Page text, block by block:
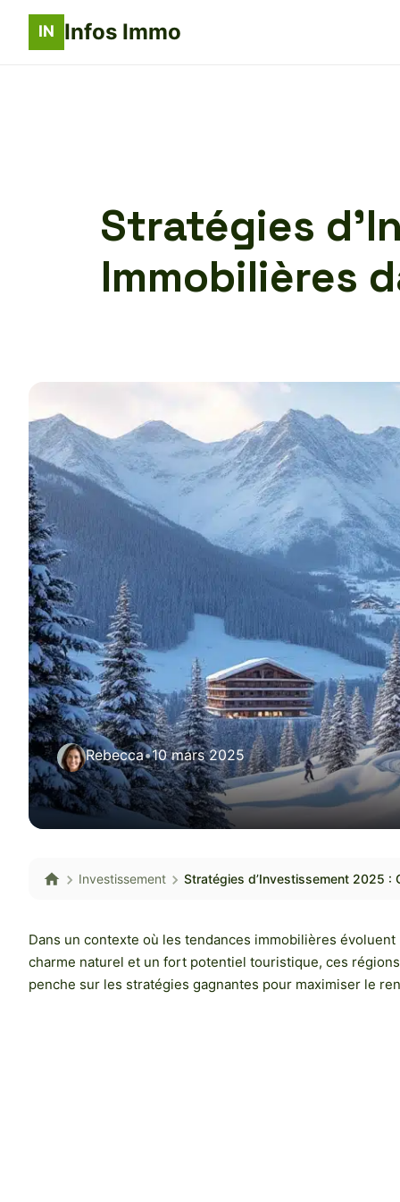
Infos Immo
Stratégies
Immobilières
Rebecca•10 mars 2025
Investissement Stratégies d’Investissement 2025 :
Dans un contexte où les tendances immobilières
charme naturel et un fort potentiel touristique, ces
penche sur les stratégies gagnantes pour maximiser le